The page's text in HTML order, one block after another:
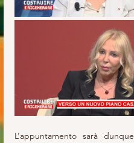
L’appuntamento sarà